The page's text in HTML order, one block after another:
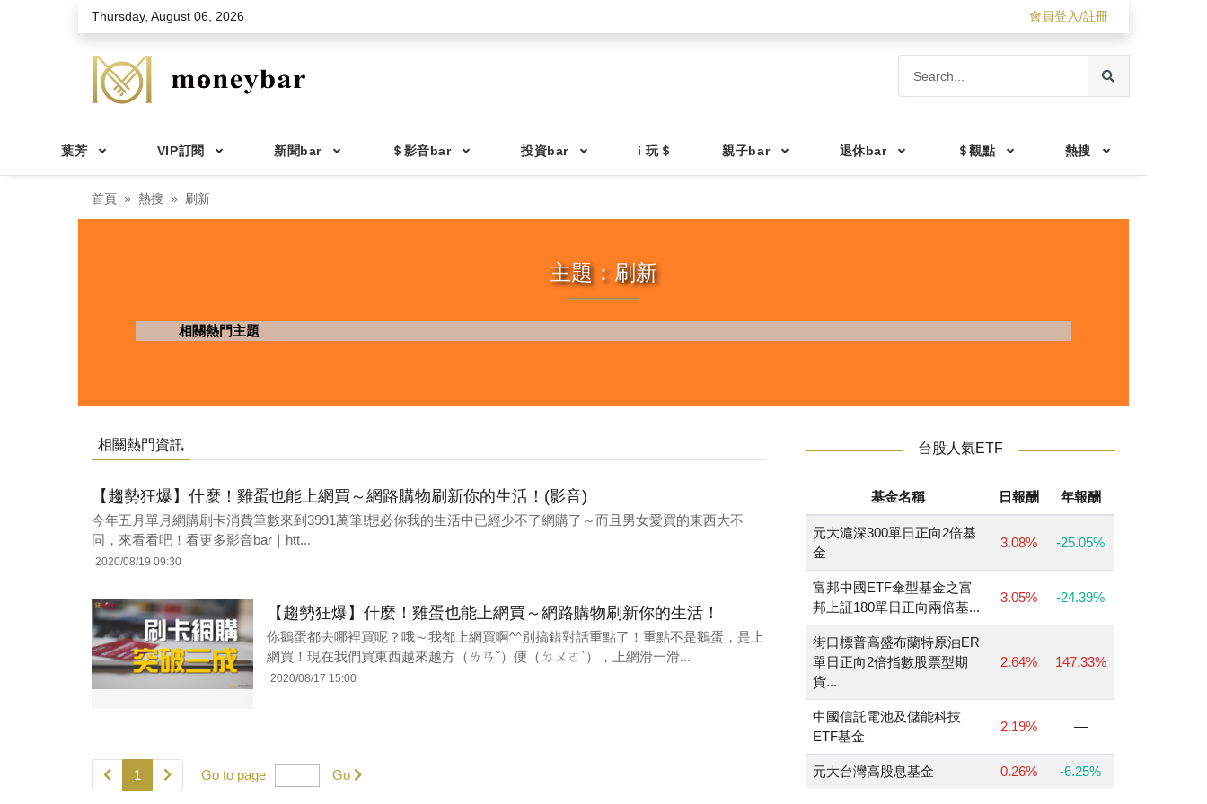
Skip to main contentThursday, August 06, 2026 會員登入/註冊
葉芳 VIP訂閱 新聞bar ＄影音bar 投資bar i 玩＄ 親子bar 退休bar ＄觀點 熱搜
首頁 熱搜 刷新
主題：刷新
相關熱門主題
相關熱門資訊
【趨勢狂爆】什麼！雞蛋也能上網買～網路購物刷新你的生活！(影音)
今年五月單月網購刷卡消費筆數來到3991萬筆!想必你我的生活中已經少不了網購了～而且男女愛買的東西大不
同，來看看吧！看更多影音bar｜htt...
2020/08/19 09:30
【趨勢狂爆】什麼！雞蛋也能上網買～網路購物刷新你的生活！
你鵝蛋都去哪裡買呢？哦～我都上網買啊^^別搞錯對話重點了！重點不是鵝蛋，是上
網買！現在我們買東西越來越方（ㄌㄢˇ）便（ㄉㄨㄛˋ），上網滑一滑...
2020/08/17 15:00
1 Go to page Go
台股人氣ETF
基金名稱 日報酬 年報酬
元大滬深300單日正向2倍基
金
3.08% -25.05%
富邦中國ETF傘型基金之富
邦上証180單日正向兩倍基...
3.05% -24.39%
街口標普高盛布蘭特原油ER
單日正向2倍指數股票型期
貨...
2.64% 147.33%
中國信託電池及儲能科技
ETF基金
2.19% —
元大台灣高股息基金 0.26% -6.25%